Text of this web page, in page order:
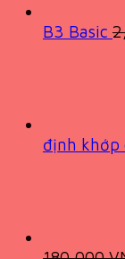
B3 Basic
định khớp